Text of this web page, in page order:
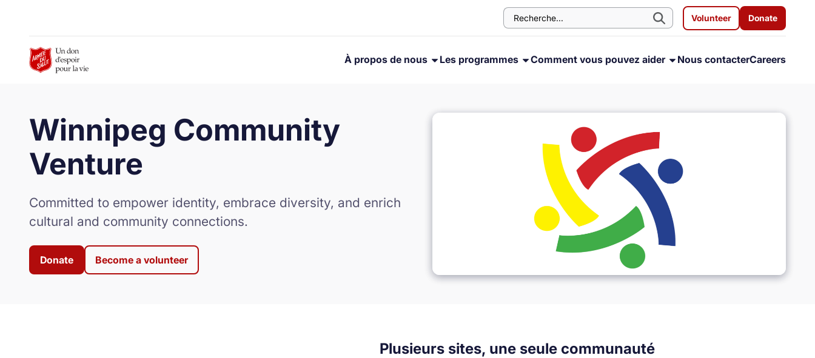
Volunteer Donate
À propos de nous Les programmes Comment vous pouvez aider Nous contacterCareers
Winnipeg Community
Venture
Committed to empower identity, embrace diversity, and enrich
cultural and community connections.
Donate Become a volunteer
Plusieurs sites, une seule communauté